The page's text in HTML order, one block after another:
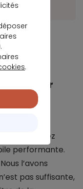
auto
auto pour
ou le
vous devez
performante.
l’avons
pas suffisante,
.